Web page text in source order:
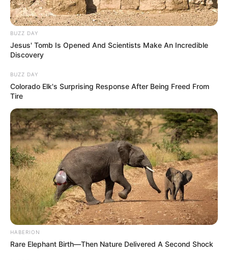
BUZZ DAY
Jesus' Tomb Is Opened And Scientists Make An Incredible
Discovery
BUZZ DAY
Colorado Elk's Surprising Response After Being Freed From
Tire
HABERION
Rare Elephant Birth—Then Nature Delivered A Second Shock